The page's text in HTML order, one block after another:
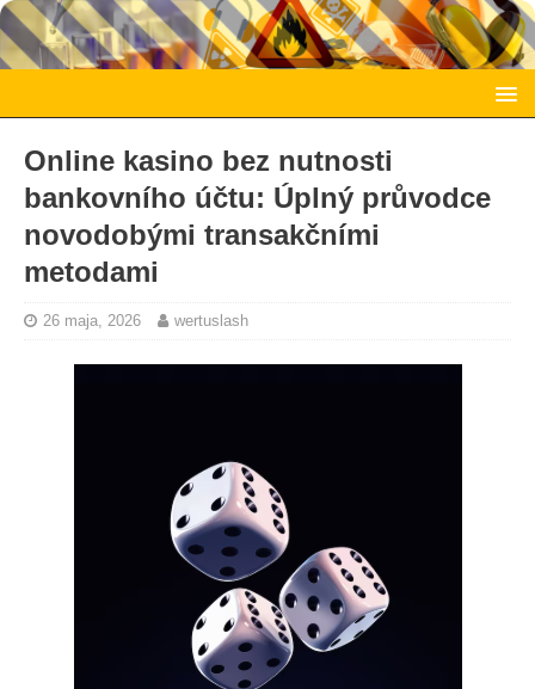
Online kasino bez nutnosti
bankovního účtu: Úplný průvodce
novodobými transakčními
metodami
26 maja, 2026 wertuslash